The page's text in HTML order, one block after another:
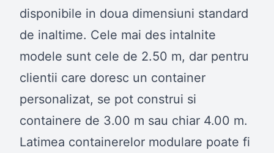
disponibile in doua dimensiuni standard
de inaltime. Cele mai des intalnite
modele sunt cele de 2.50 m, dar pentru
clientii care doresc un container
personalizat, se pot construi si
containere de 3.00 m sau chiar 4.00 m.
Latimea containerelor modulare poate fi